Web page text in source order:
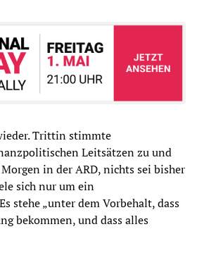
Trittin stimmte
Leitsätzen zu und
in der ARD, nichts sei bisher
sich nur um ein
stehe „unter dem Vorbehalt, dass
bekommen, und dass alles